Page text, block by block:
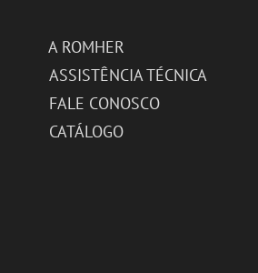
A ROMHER
ASSISTÊNCIA TÉCNICA
FALE CONOSCO
CATÁLOGO